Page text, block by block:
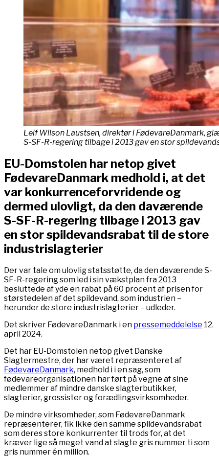
Leif Wilson Laustsen, direktør i FødevareDanmark,
S-SF-R-regering tilbage i 2013 gav en stor
EU-Domstolen har netop givet
FødevareDanmark medhold i, at det
var konkurrenceforvridende og
dermed ulovligt, da den daværende
S-SF-R-regering tilbage i 2013 gav
en stor spildevandsrabat til de store
industrislagterier
Der var tale om ulovlig statsstøtte, da den daværende S-
SF-R-regering som led i sin vækstplan fra 2013
besluttede af yde en rabat på 60 procent af prisen for
størstedelen af det spildevand, som industrien –
herunder de store industrislagterier – udleder.
Det skriver FødevareDanmark i en pressemeddelelse 12.
april 2024.
Det har EU-Domstolen netop givet Danske
Slagtermestre, der har været repræsenteret af
FødevareDanmark, medhold i i en sag, som
fødevareorganisationen har ført på vegne af sine
medlemmer af mindre danske slagterbutikker,
slagterier, grossister og forædlingsvirksomheder.
De mindre virksomheder, som FødevareDanmark
repræsenterer, fik ikke den samme spildevandsrabat
som deres store konkurrenter til trods for, at det
kræver lige så meget vand at slagte gris nummer ti som
gris nummer én million.